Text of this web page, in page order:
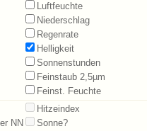
Luftfeuchte
Niederschlag
Regenrate
Helligkeit
Sonnenstunden
Feinstaub 2,5µm
Feinst. Feuchte
Hitzeindex
NN
Sonne?